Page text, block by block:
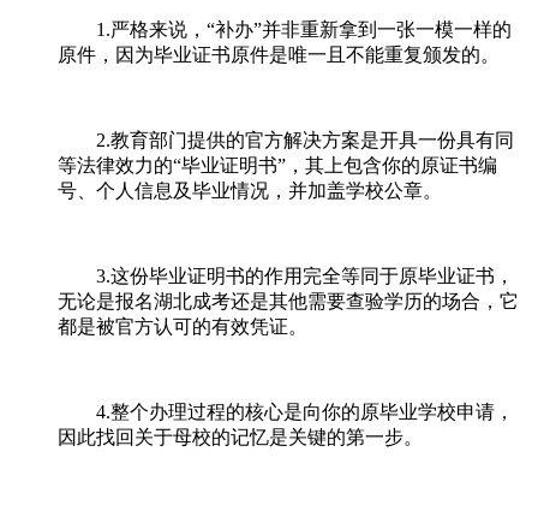
1.严格来说，“补办”并非重新拿到一张一模一样的
原件，因为毕业证书原件是唯一且不能重复颁发的。
2.教育部门提供的官方解决方案是开具一份具有同
等法律效力的“毕业证明书”，其上包含你的原证书编
号、个人信息及毕业情况，并加盖学校公章。
3.这份毕业证明书的作用完全等同于原毕业证书，
无论是报名湖北成考还是其他需要查验学历的场合，它
都是被官方认可的有效凭证。
4.整个办理过程的核心是向你的原毕业学校申请，
因此找回关于母校的记忆是关键的第一步。